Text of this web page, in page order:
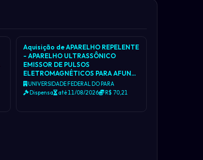
Aquisição de APARELHO REPELENTE
- APARELHO ULTRASSÔNICO
EMISSOR DE PULSOS
ELETROMAGNÉTICOS PARA AFUN…
UNIVERSIDADE FEDERAL DO PARA
Dispensa
até 11/08/2026 R$ 70,21